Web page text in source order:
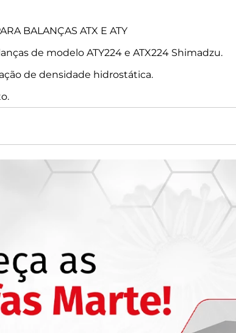
BALANÇAS ATX E ATY
de modelo ATY224 e ATX224 Shimadzu.
de densidade hidrostática.